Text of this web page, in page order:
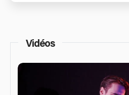
Vidéos